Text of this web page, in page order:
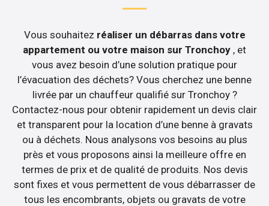
Vous souhaitez réaliser un débarras dans votre
appartement ou votre maison sur Tronchoy , et
vous avez besoin d’une solution pratique pour
l’évacuation des déchets? Vous cherchez une benne
livrée par un chauffeur qualifié sur Tronchoy ?
Contactez-nous pour obtenir rapidement un devis clair
et transparent pour la location d’une benne à gravats
ou à déchets. Nous analysons vos besoins au plus
près et vous proposons ainsi la meilleure offre en
termes de prix et de qualité de produits. Nos devis
sont fixes et vous permettent de vous débarrasser de
tous les encombrants, objets ou gravats de votre